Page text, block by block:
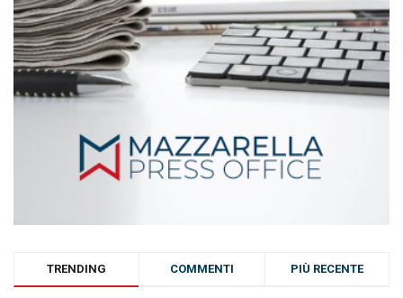
TRENDING COMMENTI PIÙ RECENTE